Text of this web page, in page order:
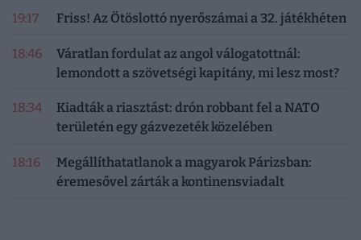
19:17 Friss! Az Ötöslottó nyerőszámai a 32. játékhéten
18:46
Váratlan fordulat az angol válogatottnál:
lemondott a szövetségi kapitány, mi lesz most?
18:34
Kiadták a riasztást: drón robbant fel a NATO
területén egy gázvezeték közelében
18:16
Megállíthatatlanok a magyarok Párizsban:
éremesővel zárták a kontinensviadalt